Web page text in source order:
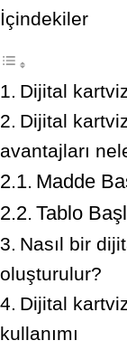
İçindekiler
Dijital
Dijital
avantajları
Madde
Tablo
Nasıl bir
oluşturulur?
Dijital
kullanımı